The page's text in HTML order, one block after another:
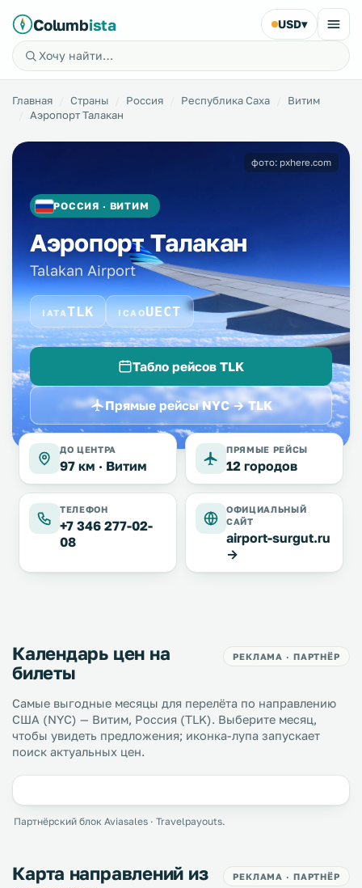
Columbista USD▾
Главная Страны Россия Республика Саха
Витим
Аэропорт Талакан
РОССИЯ · ВИТИМ
Аэропорт Талакан
Talakan Airport
IATATLK ICAOUECT
Табло рейсов TLK
Прямые рейсы NYC → TLK
фото: pxhere.com
ДО ЦЕНТРА
97 км · Витим
ПРЯМЫЕ РЕЙСЫ
12 городов
ТЕЛЕФОН
+7 346 277-02-
08
ОФИЦИАЛЬНЫЙ
САЙТ
airport-surgut.ru
→
Календарь цен на
билеты
РЕКЛАМА · ПАРТНЁР
Самые выгодные месяцы для перелёта по направлению
США (NYC) — Витим, Россия (TLK). Выберите месяц,
чтобы увидеть предложения; иконка-лупа запускает
поиск актуальных цен.
Партнёрский блок Aviasales · Travelpayouts.
Карта направлений из
РЕКЛАМА · ПАРТНЁР